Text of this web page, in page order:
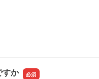
すか